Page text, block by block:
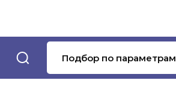
Подбор по параметрам